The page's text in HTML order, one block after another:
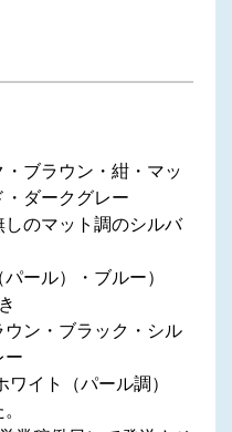
ブラウン・紺・マッ
・ダークグレー
のマット調のシルバ
ル）・ブルー）
ン・ブラック・シル
ー
ト（パール調）